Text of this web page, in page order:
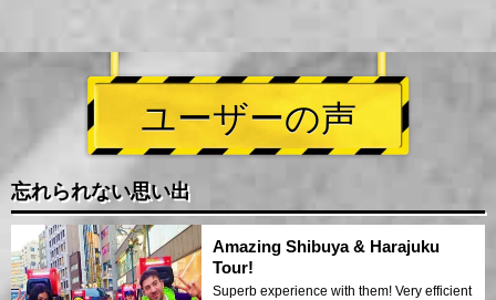
ユーザーの声
忘れられない思い出
Amazing Shibuya & Harajuku
Tour!
Superb experience with them! Very efficient